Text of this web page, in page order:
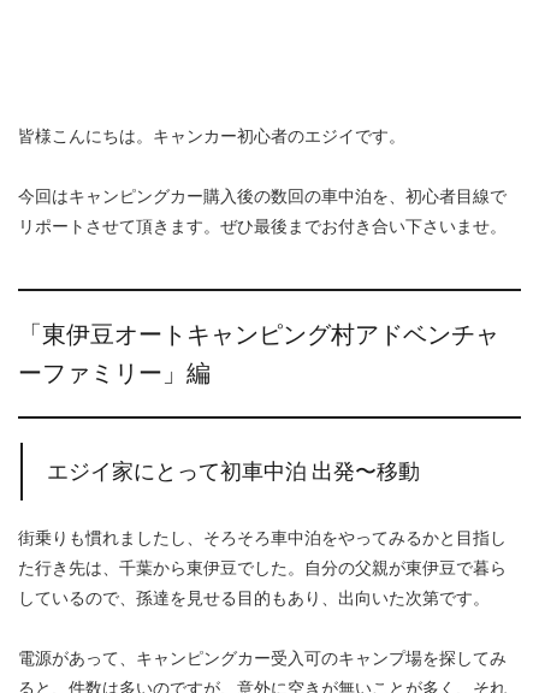
皆様こんにちは。キャンカー初心者のエジイです。
今回はキャンピングカー購入後の数回の車中泊を、初心者目線で
リポートさせて頂きます。ぜひ最後までお付き合い下さいませ。
「東伊豆オートキャンピング村アドベンチャ
ーファミリー」編
エジイ家にとって初車中泊 出発〜移動
街乗りも慣れましたし、そろそろ車中泊をやってみるかと目指し
た行き先は、千葉から東伊豆でした。自分の父親が東伊豆で暮ら
しているので、孫達を見せる目的もあり、出向いた次第です。
電源があって、キャンピングカー受入可のキャンプ場を探してみ
ると、件数は多いのですが、意外に空きが無いことが多く、それ